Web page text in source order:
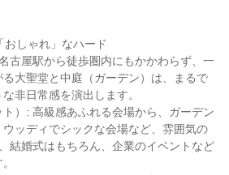
しゃれ」なハード
古屋駅から徒歩圏内にもかかわらず、一
大聖堂と中庭（ガーデン）は、まるで
非日常感を演出します。
）: 高級感あふれる会場から、ガーデン
ッディでシックな会場など、雰囲気の
結婚式はもちろん、企業のイベントなど